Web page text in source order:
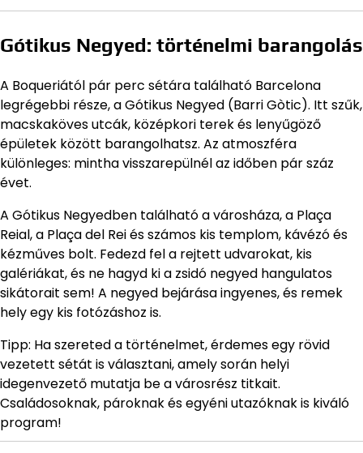
Gótikus Negyed: történelmi barangolás
A Boqueriától pár perc sétára található Barcelona
legrégebbi része, a Gótikus Negyed (Barri Gòtic). Itt szűk,
macskaköves utcák, középkori terek és lenyűgöző
épületek között barangolhatsz. Az atmoszféra
különleges: mintha visszarepülnél az időben pár száz
évet.
A Gótikus Negyedben található a városháza, a Plaça
Reial, a Plaça del Rei és számos kis templom, kávézó és
kézműves bolt. Fedezd fel a rejtett udvarokat, kis
galériákat, és ne hagyd ki a zsidó negyed hangulatos
sikátorait sem! A negyed bejárása ingyenes, és remek
hely egy kis fotózáshoz is.
Tipp: Ha szereted a történelmet, érdemes egy rövid
vezetett sétát is választani, amely során helyi
idegenvezető mutatja be a városrész titkait.
Családosoknak, pároknak és egyéni utazóknak is kiváló
program!